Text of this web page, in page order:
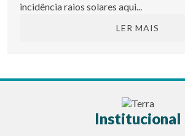
incidência raios solares aqui...
LER MAIS
Institucional